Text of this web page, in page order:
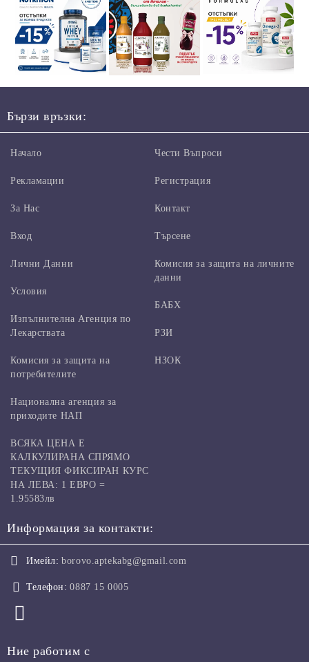
Бързи връзки:
Начало
Рекламации
За Нас
Вход
Чести Въпроси
Регистрация
Контакт
Търсене
Лични Данни
Условия
Изпълнителна Агенция по
Лекарствата
Комисия за защита на
потребителите
Комисия за защита на личните
данни
БАБХ
РЗИ
НЗОК
Национална агенция за
приходите НАП
ВСЯКА ЦЕНА Е
КАЛКУЛИРАНА СПРЯМО
ТЕКУЩИЯ ФИКСИРАН КУРС
НА ЛЕВА: 1 ЕВРО =
1.95583лв
Информация за контакти:
Имейл: borovo.aptekabg@gmail.com
Телефон: 0887 15 0005
Ние работим с